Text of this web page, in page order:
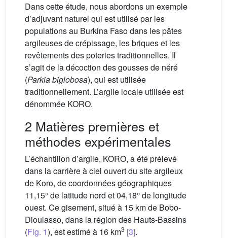
Dans cette étude, nous abordons un exemple
d’adjuvant naturel qui est utilisé par les
populations au Burkina Faso dans les pâtes
argileuses de crépissage, les briques et les
revêtements des poteries traditionnelles. Il
s’agit de la décoction des gousses de néré
(Parkia biglobosa), qui est utilisée
traditionnellement. L’argile locale utilisée est
dénommée KORO.
2 Matières premières et
méthodes expérimentales
L’échantillon d’argile, KORO, a été prélevé
dans la carrière à ciel ouvert du site argileux
de Koro, de coordonnées géographiques
11,15° de latitude nord et 04,18° de longitude
ouest. Ce gisement, situé à 15 km de Bobo-
Dioulasso, dans la région des Hauts-Bassins
(Fig. 1), est estimé à 16 km3 [3].